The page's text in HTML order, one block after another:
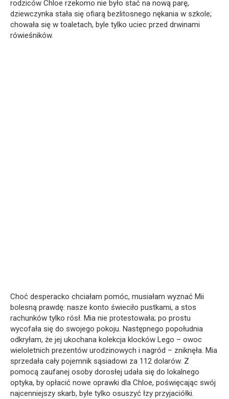
rodziców Chloe rzekomo nie było stać na nową parę,
dziewczynka stała się ofiarą bezlitosnego nękania w szkole;
chowała się w toaletach, byle tylko uciec przed drwinami
rówieśników.
Choć desperacko chciałam pomóc, musiałam wyznać Mii
bolesną prawdę: nasze konto świeciło pustkami, a stos
rachunków tylko rósł. Mia nie protestowała; po prostu
wycofała się do swojego pokoju. Następnego popołudnia
odkryłam, że jej ukochana kolekcja klocków Lego – owoc
wieloletnich prezentów urodzinowych i nagród – zniknęła. Mia
sprzedała cały pojemnik sąsiadowi za 112 dolarów. Z
pomocą zaufanej osoby dorosłej udała się do lokalnego
optyka, by opłacić nowe oprawki dla Chloe, poświęcając swój
najcenniejszy skarb, byle tylko osuszyć łzy przyjaciółki.